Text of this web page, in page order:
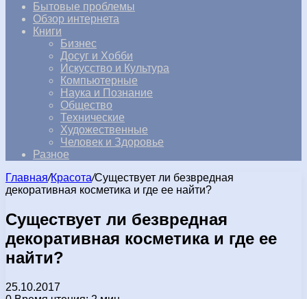
Бытовые проблемы
Обзор интернета
Книги
Бизнес
Досуг и Хобби
Искусство и Культура
Компьютерные
Наука и Познание
Общество
Технические
Художественные
Человек и Здоровье
Разное
Главная/Красота/Существует ли безвредная
декоративная косметика и где ее найти?
Существует ли безвредная
декоративная косметика и где ее
найти?
25.10.2017